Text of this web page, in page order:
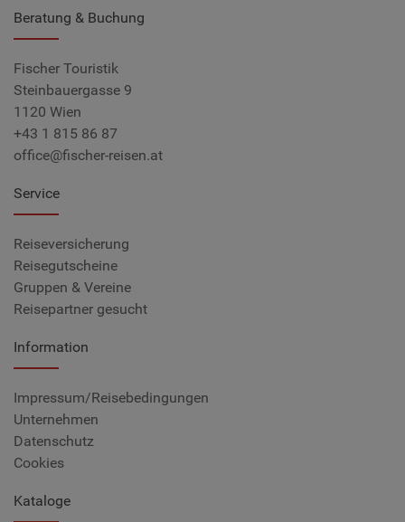
Beratung & Buchung
Fischer Touristik
Steinbauergasse 9
1120 Wien
+43 1 815 86 87
office@fischer-reisen.at
Service
Reiseversicherung
Reisegutscheine
Gruppen & Vereine
Reisepartner gesucht
Information
Impressum/Reisebedingungen
Unternehmen
Datenschutz
Cookies
Kataloge